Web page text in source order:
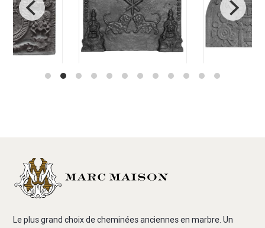
Le plus grand choix de cheminées anciennes en marbre. Un